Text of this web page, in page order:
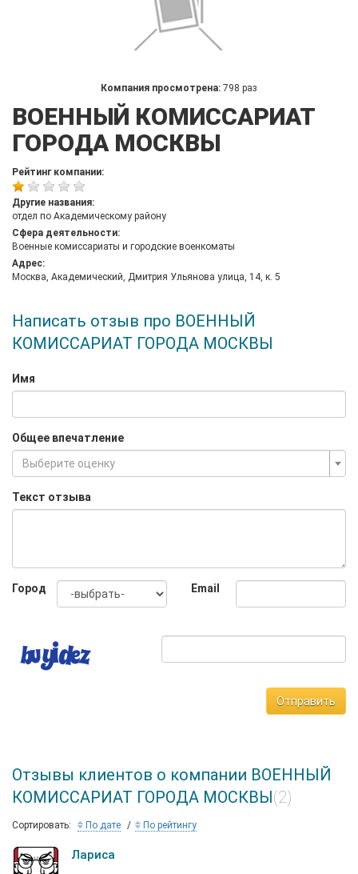
Компания просмотрена: 798 раз
ВОЕННЫЙ КОМИССАРИАТ
ГОРОДА МОСКВЫ
Рейтинг компании:
Другие названия:
отдел по Академическому району
Сфера деятельности:
Военные комиссариаты и городские военкоматы
Адрес:
Москва, Академический, Дмитрия Ульянова улица, 14, к. 5
Написать отзыв про ВОЕННЫЙ
КОМИССАРИАТ ГОРОДА МОСКВЫ
Имя
Общее впечатление
Выберите оценку
Текст отзыва
Город Email
Отправить
Отзывы клиентов о компании ВОЕННЫЙ
КОМИССАРИАТ ГОРОДА МОСКВЫ(2)
Сортировать: По дате По рейтингу
Лариса